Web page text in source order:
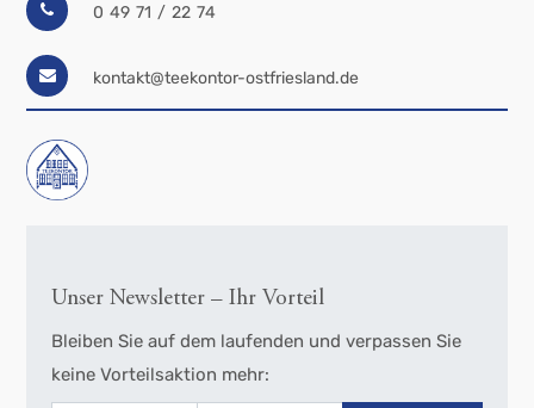
0 49 71 / 22 74
kontakt@teekontor-ostfriesland.de
Unser Newsletter – Ihr Vorteil
Bleiben Sie auf dem laufenden und verpassen Sie
keine Vorteilsaktion mehr: